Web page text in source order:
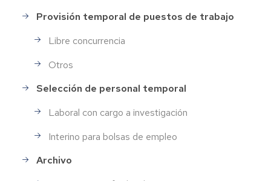
Provisión temporal de puestos de trabajo
Libre concurrencia
Otros
Selección de personal temporal
Laboral con cargo a investigación
Interino para bolsas de empleo
Archivo